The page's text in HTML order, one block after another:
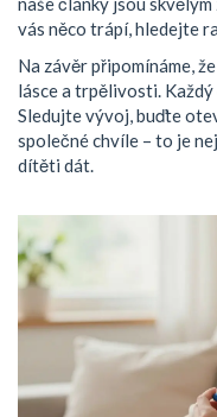
vás něco trápí, hledejte
Na závěr připomínáme,
lásce a trpělivosti.
Sledujte vývoj, buďte
společné chvíle – to je
dítěti dát.